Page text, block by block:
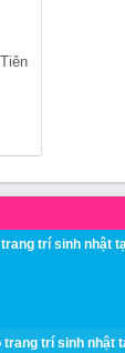
trí sinh nhật
trang trí sinh nhật